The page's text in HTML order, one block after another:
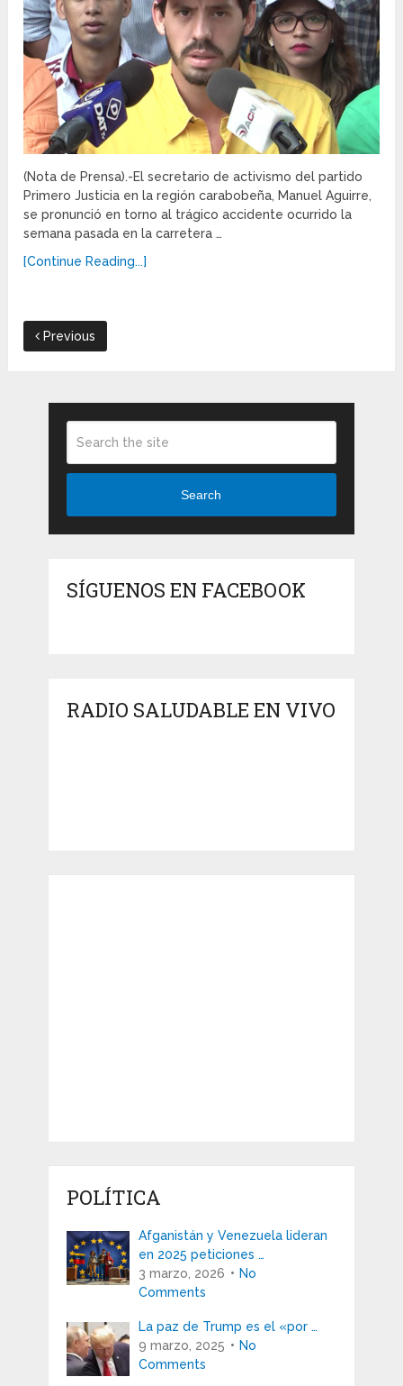
(Nota de Prensa).-El secretario de activismo del partido
Primero Justicia en la región carabobeña, Manuel Aguirre,
se pronunció en torno al trágico accidente ocurrido la
semana pasada en la carretera …
[Continue Reading...]
Previous
Search
SÍGUENOS EN FACEBOOK
RADIO SALUDABLE EN VIVO
POLÍTICA
Afganistán y Venezuela lideran
en 2025 peticiones …
3 marzo, 2026
No
Comments
La paz de Trump es el «por …
9 marzo, 2025
No
Comments